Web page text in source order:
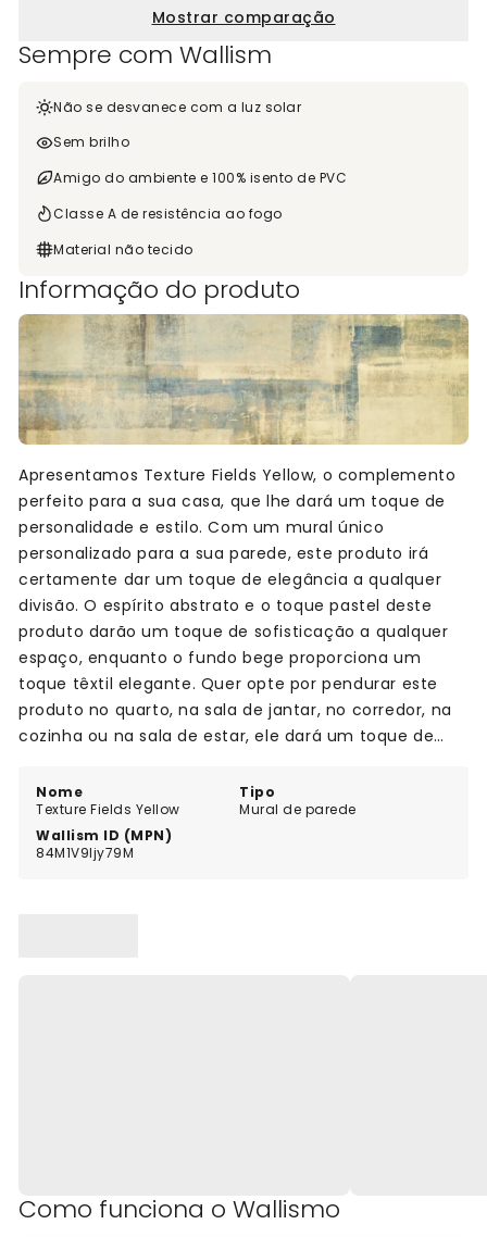
Mostrar comparação
Sempre com Wallism
Não se desvanece com a luz solar
Sem brilho
Amigo do ambiente e 100% isento de PVC
Classe A de resistência ao fogo
Material não tecido
Informação do produto
Nome
Texture Fields Yellow
Tipo
Mural de parede
Wallism ID (MPN)
84M1V9ljy79M
Apresentamos Texture Fields Yellow, o complemento
perfeito para a sua casa, que lhe dará um toque de
personalidade e estilo. Com um mural único
personalizado para a sua parede, este produto irá
certamente dar um toque de elegância a qualquer
divisão. O espírito abstrato e o toque pastel deste
produto darão um toque de sofisticação a qualquer
espaço, enquanto o fundo bege proporciona um
toque têxtil elegante. Quer opte por pendurar este
produto no quarto, na sala de jantar, no corredor, na
cozinha ou na sala de estar, ele dará um toque de
mesmo o seu Texture Fields Yellow e veja a diferença
que pode fazer na sua casa!
Como funciona o Wallismo